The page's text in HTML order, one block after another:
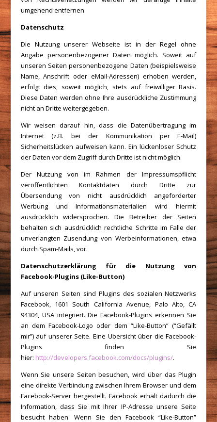
umgehend entfernen.
Datenschutz
Die Nutzung unserer Webseite ist in der Regel ohne
Angabe personenbezogener Daten möglich. Soweit auf
unseren Seiten personenbezogene Daten (beispielsweise
Name, Anschrift oder eMail-Adressen) erhoben werden,
erfolgt dies, soweit möglich, stets auf freiwilliger Basis.
Diese Daten werden ohne Ihre ausdrückliche Zustimmung
nicht an Dritte weitergegeben.
Wir weisen darauf hin, dass die Datenübertragung im
Internet (z.B. bei der Kommunikation per E-Mail)
Sicherheitslücken aufweisen kann. Ein lückenloser Schutz
der Daten vor dem Zugriff durch Dritte ist nicht möglich.
Der Nutzung von im Rahmen der Impressumspflicht
veröffentlichten Kontaktdaten durch Dritte zur
Übersendung von nicht ausdrücklich angeforderter
Werbung und Informationsmaterialien wird hiermit
ausdrücklich widersprochen. Die Betreiber der Seiten
behalten sich ausdrücklich rechtliche Schritte im Falle der
unverlangten Zusendung von Werbeinformationen, etwa
durch Spam-Mails, vor.
Datenschutzerklärung für die Nutzung von
Facebook-Plugins (Like-Button)
Auf unseren Seiten sind Plugins des sozialen Netzwerks
Facebook, 1601 South California Avenue, Palo Alto, CA
94304, USA integriert. Die Facebook-Plugins erkennen Sie
an dem Facebook-Logo oder dem “Like-Button” (“Gefällt
mir”) auf unserer Seite. Eine Übersicht über die Facebook-
Plugins finden Sie
hier: http://developers.facebook.com/docs/plugins/.
Wenn Sie unsere Seiten besuchen, wird über das Plugin
eine direkte Verbindung zwischen Ihrem Browser und dem
Facebook-Server hergestellt. Facebook erhält dadurch die
Information, dass Sie mit Ihrer IP-Adresse unsere Seite
besucht haben. Wenn Sie den Facebook “Like-Button”